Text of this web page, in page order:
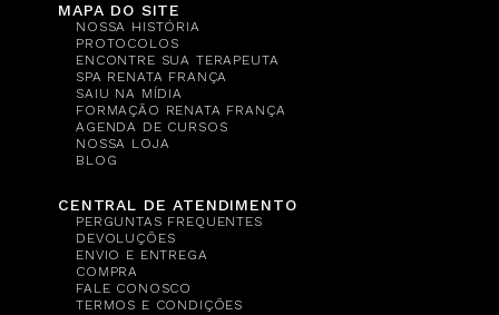
MAPA DO SITE
NOSSA HISTÓRIA
PROTOCOLOS
ENCONTRE SUA TERAPEUTA
SPA RENATA FRANÇA
SAIU NA MÍDIA
FORMAÇÃO RENATA FRANÇA
AGENDA DE CURSOS
NOSSA LOJA
BLOG
CENTRAL DE ATENDIMENTO
PERGUNTAS FREQUENTES
DEVOLUÇÕES
ENVIO E ENTREGA
COMPRA
FALE CONOSCO
TERMOS E CONDIÇÕES